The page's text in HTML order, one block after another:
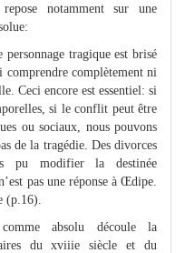
notamment sur une
tragique est brisé
comprendre complètement ni
Ceci encore est essentiel: si
si le conflit peut être
ou sociaux, nous pouvons
de la tragédie. Des divorces
pu modifier la destinée
pas une réponse à Œdipe.
(p.16).
absolu découle la
du xviiie siècle et du